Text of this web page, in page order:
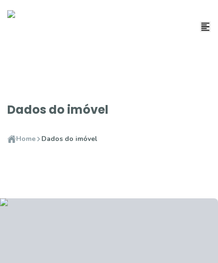
Dados do imóvel
Home Dados do imóvel